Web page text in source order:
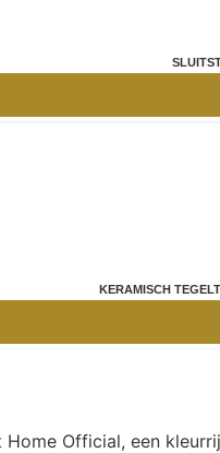
KERAMISCH
Home Official, een